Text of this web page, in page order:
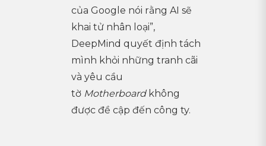
của Google nói rằng AI sẽ
khai tử nhân loại”,
DeepMind quyết định tách
mình khỏi những tranh cãi
và yêu cầu
tờ Motherboardkhông
được đề cập đến công ty.